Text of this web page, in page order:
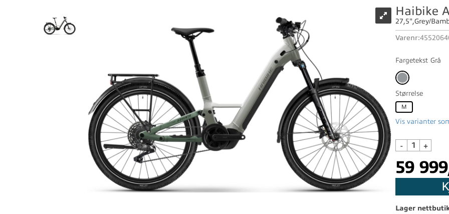
Haibike
27,5",Grey/
Varenr:
59
Fargetekst Grå
Størrelse
M
Vis varianter
- +
Lager